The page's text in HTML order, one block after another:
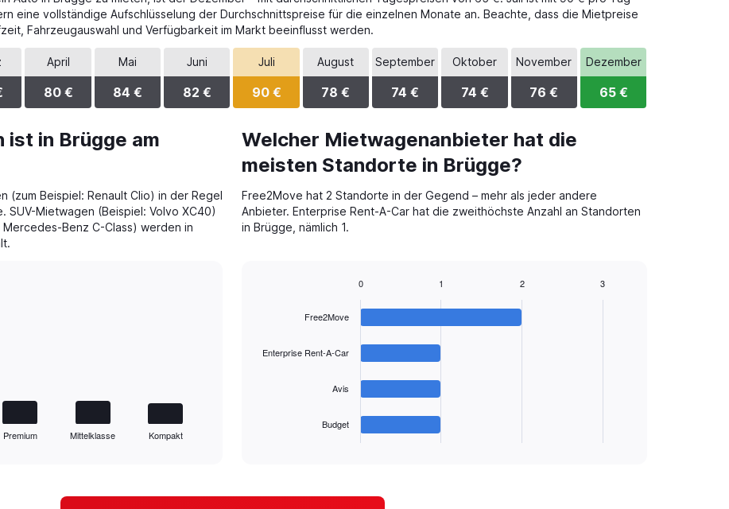
eine vollständige Aufschlüsselung der Durchschnittspreise für die einzelnen Monate an. Beachte, dass die Mietpreise
Fahrzeugauswahl und Verfügbarkeit im Markt beeinflusst werden.
April
80 €
Mai
84 €
Juni
82 €
Juli
90 €
August
78 €
September
74 €
Oktober
74 €
November
76 €
Dezember
65 €
in Brügge am
(zum Beispiel: Renault Clio) in der Regel
Mietwagen (Beispiel: Volvo XC40)
Benz C-Class) werden in
Premium Mittelklasse Kompakt
Welcher Mietwagenanbieter hat die
meisten Standorte in Brügge?
Free2Move hat 2 Standorte in der Gegend – mehr als jeder andere
Anbieter. Enterprise Rent-A-Car hat die zweithöchste Anzahl an Standorten
in Brügge, nämlich 1.
Range:
Free2Move
Enterprise Rent-A-Car
Avis
Budget
0 1 2 3